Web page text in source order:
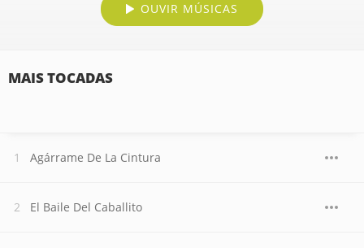
OUVIR MÚSICAS
MAIS TOCADAS
Agárrame De La Cintura
El Baile Del Caballito